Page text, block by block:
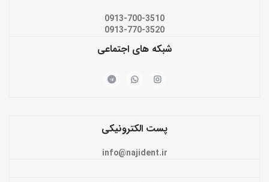
0913-700-3510
0913-770-3520
شبکه های اجتماعی
پست الکترونیکی
info@najident.ir